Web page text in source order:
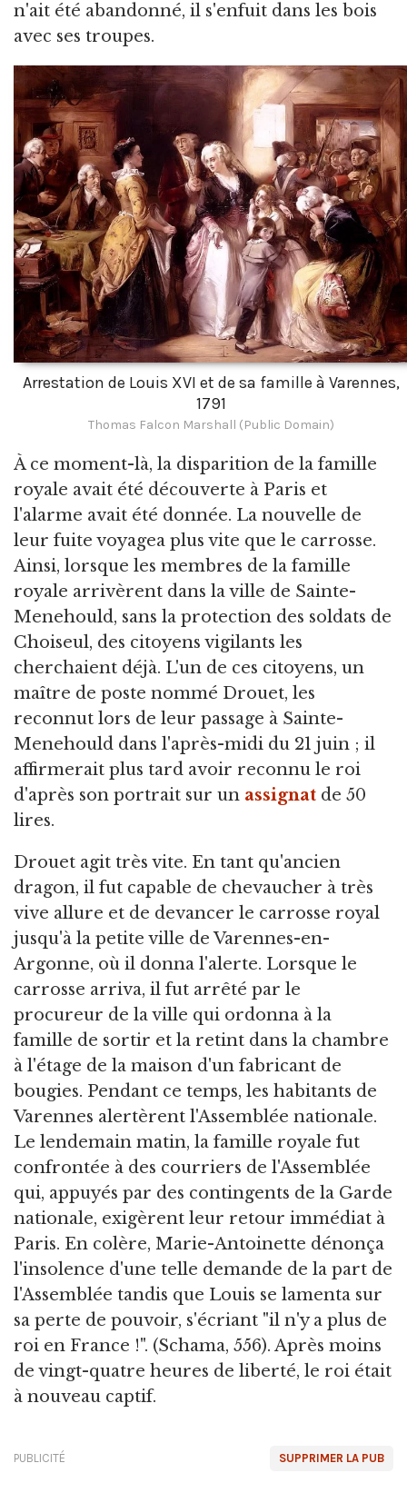
n'ait été abandonné, il s'enfuit dans les bois
avec ses troupes.
Arrestation de Louis XVI et de sa famille à Varennes,
1791
Thomas Falcon Marshall (Public Domain)
À ce moment-là, la disparition de la famille
royale avait été découverte à Paris et
l'alarme avait été donnée. La nouvelle de
leur fuite voyagea plus vite que le carrosse.
Ainsi, lorsque les membres de la famille
royale arrivèrent dans la ville de Sainte-
Menehould, sans la protection des soldats de
Choiseul, des citoyens vigilants les
cherchaient déjà. L'un de ces citoyens, un
maître de poste nommé Drouet, les
reconnut lors de leur passage à Sainte-
Menehould dans l'après-midi du 21 juin ; il
affirmerait plus tard avoir reconnu le roi
d'après son portrait sur un assignat de 50
lires.
Drouet agit très vite. En tant qu'ancien
dragon, il fut capable de chevaucher à très
vive allure et de devancer le carrosse royal
jusqu'à la petite ville de Varennes-en-
Argonne, où il donna l'alerte. Lorsque le
carrosse arriva, il fut arrêté par le
procureur de la ville qui ordonna à la
famille de sortir et la retint dans la chambre
à l'étage de la maison d'un fabricant de
bougies. Pendant ce temps, les habitants de
Varennes alertèrent l'Assemblée nationale.
Le lendemain matin, la famille royale fut
confrontée à des courriers de l'Assemblée
qui, appuyés par des contingents de la Garde
nationale, exigèrent leur retour immédiat à
Paris. En colère, Marie-Antoinette dénonça
l'insolence d'une telle demande de la part de
l'Assemblée tandis que Louis se lamenta sur
sa perte de pouvoir, s'écriant "il n'y a plus de
roi en France !". (Schama, 556). Après moins
de vingt-quatre heures de liberté, le roi était
à nouveau captif.
SUPPRIMER LA PUB
PUBLICITÉ